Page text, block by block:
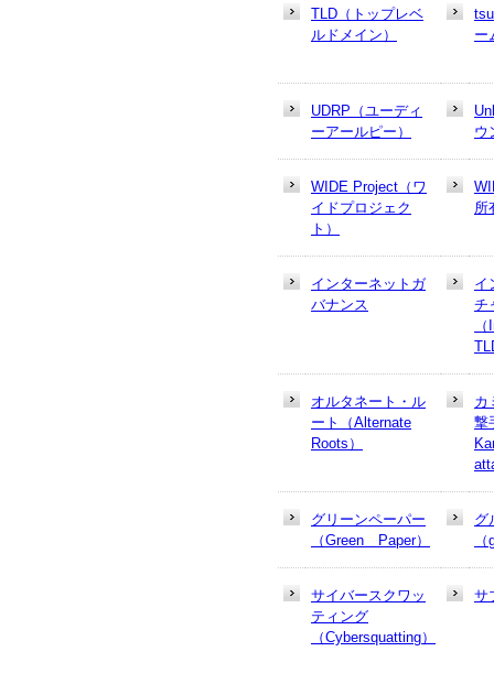
TLD（トップレベ
ルドメイン）
ー
UDRP（ユーディ
ーアールピー）
ウ
WIDE Project（ワ
イドプロジェク
ト）
所
インターネットガ
バナンス
イ
チ
オルタネート・ル
ート（Alternate
Roots）
カ
撃
グリーンペーパー
（Green Paper）
グ
サイバースクワッ
ティング
（Cybersquatting）
サ